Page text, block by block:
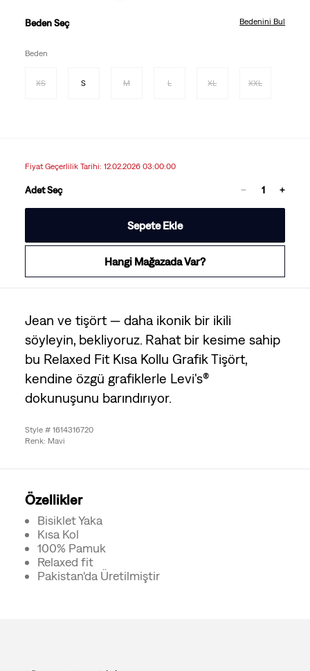
Beden Seç Bedenini Bul
Beden
XS S M L XL XXL
Fiyat Geçerlilik Tarihi: 12.02.2026 03:00:00
Adet Seç
Sepete Ekle
Hangi Mağazada Var?
Jean ve tişört — daha ikonik bir ikili
söyleyin, bekliyoruz. Rahat bir kesime sahip
bu Relaxed Fit Kısa Kollu Grafik Tişört,
kendine özgü grafiklerle Levi's®
dokunuşunu barındırıyor.
Style # 1614316720
Renk: Mavi
Özellikler
Bisiklet Yaka
Kısa Kol
100% Pamuk
Relaxed fit
Pakistan'da Üretilmiştir